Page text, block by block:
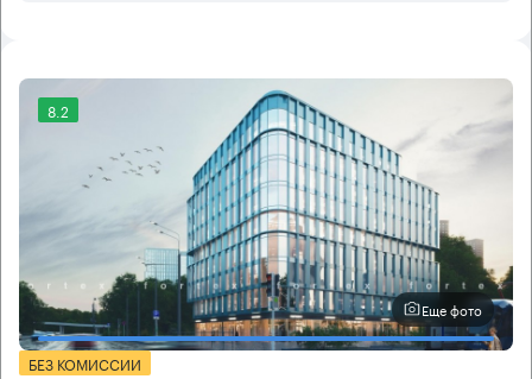
8.2
Еще фото
БЕЗ КОМИССИИ